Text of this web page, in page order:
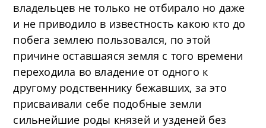
владельцев не только не отбирало но даже
и не приводило в известность какою кто до
побега землею пользовался, по этой
причине оставшаяся земля с того времени
переходила во владение от одного к
другому родственнику бежавших, за это
присваивали себе подобные земли
сильнейшие роды князей и узденей без